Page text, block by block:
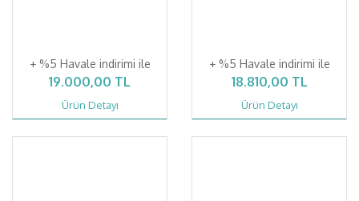
+ %5 Havale indirimi ile
19.000,00 TL
Ürün Detayı
+ %5 Havale indirimi ile
18.810,00 TL
Ürün Detayı